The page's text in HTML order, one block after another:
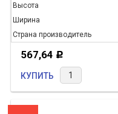
Высота
Ширина
Страна производитель
567,64 Р
КУПИТЬ